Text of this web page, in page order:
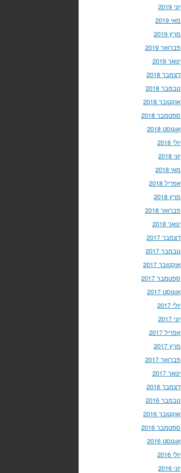
יוני 2019
מאי 2019
מרץ 2019
פברואר 2019
ינואר 2019
דצמבר 2018
נובמבר 2018
אוקטובר 2018
ספטמבר 2018
אוגוסט 2018
יולי 2018
יוני 2018
מאי 2018
אפריל 2018
מרץ 2018
פברואר 2018
ינואר 2018
דצמבר 2017
נובמבר 2017
אוקטובר 2017
ספטמבר 2017
אוגוסט 2017
יולי 2017
יוני 2017
אפריל 2017
מרץ 2017
פברואר 2017
ינואר 2017
דצמבר 2016
נובמבר 2016
אוקטובר 2016
ספטמבר 2016
אוגוסט 2016
יולי 2016
יוני 2016